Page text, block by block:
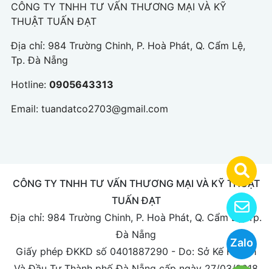
Zalo
CÔNG TY TNHH TƯ VẤN THƯƠNG MẠI VÀ KỸ
THUẬT TUẤN ĐẠT
Địa chỉ: 984 Trường Chinh, P. Hoà Phát, Q. Cẩm Lệ,
Tp. Đà Nẵng
Hotline: 0905643313
Email: tuandatco2703@gmail.com
CÔNG TY TNHH TƯ VẤN THƯƠNG MẠI VÀ KỸ THUẬT
TUẤN ĐẠT
Địa chỉ: 984 Trường Chinh, P. Hoà Phát, Q. Cẩm Lệ, Tp.
Đà Nẵng
Giấy phép ĐKKD số 0401887290 - Do: Sở Kế Hoạch